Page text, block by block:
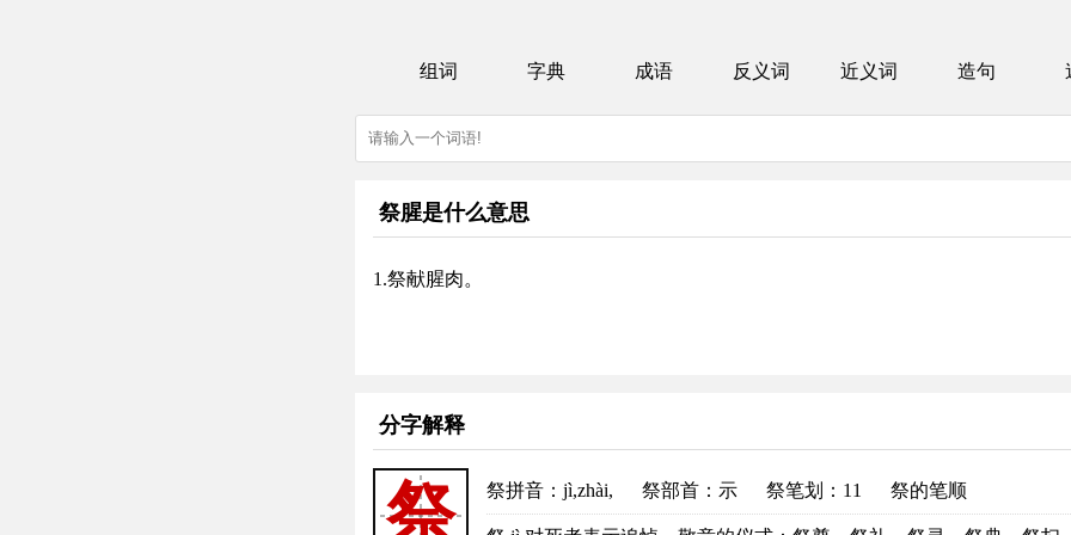
组词 字典 成语 反义词 近义词 造句
祭腥是什么意思
1.祭献腥肉。
分字解释
祭 祭拼音 ：jì,zhài, 祭部首 ：示 祭笔划：11 祭的笔顺